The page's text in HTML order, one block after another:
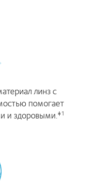
линз с
помогает
и здоровыми.‡1